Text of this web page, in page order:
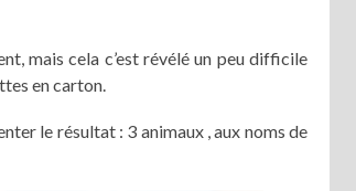
mais cela c’est révélé un peu difficile
en carton.
le résultat : 3 animaux , aux noms de